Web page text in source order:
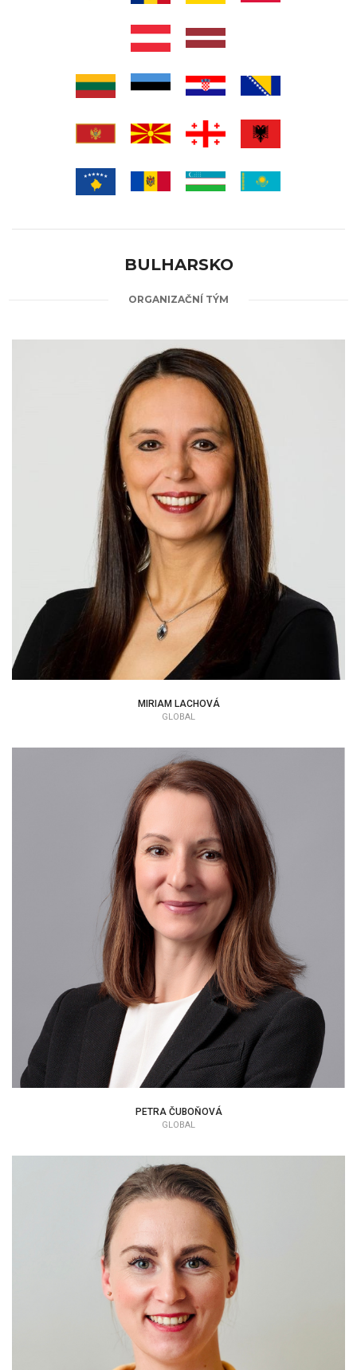
BULHARSKO
ORGANIZAČNÍ TÝM
MIRIAM LACHOVÁ
CEO | KONZULTANT
MIRIAM LACHOVÁ
GLOBAL
PETRA ČUBOŇOVÁ
EAP KONZULTANT
PETRA ČUBOŇOVÁ
GLOBAL
VERONIKA HATALOVÁ
EAP KONZULTANT